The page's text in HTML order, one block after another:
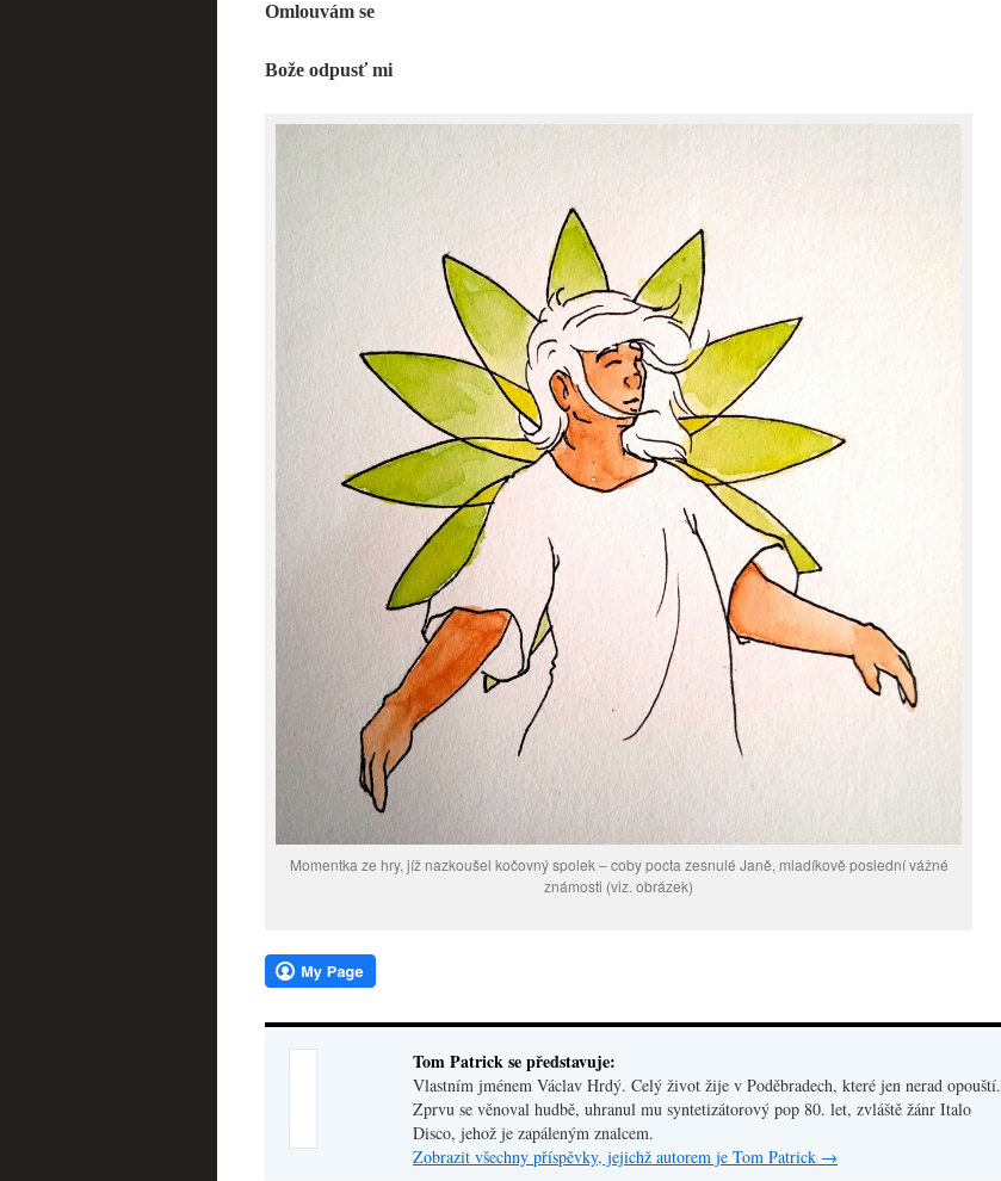
Omlouvám se
Bože odpusť mi
Momentka ze hry, jíž nazkoušel kočovný spolek – coby pocta zesnulé Janě, mladíkově poslední vážné
známosti (viz. obrázek)
Tom Patrick se představuje:
Vlastním jménem Václav Hrdý. Celý život žije v Poděbradech, které jen nerad opouští.
Zprvu se věnoval hudbě, uhranul mu syntetizátorový pop 80. let, zvláště žánr Italo
Disco, jehož je zapáleným znalcem.
Zobrazit všechny příspěvky, jejichž autorem je Tom Patrick →